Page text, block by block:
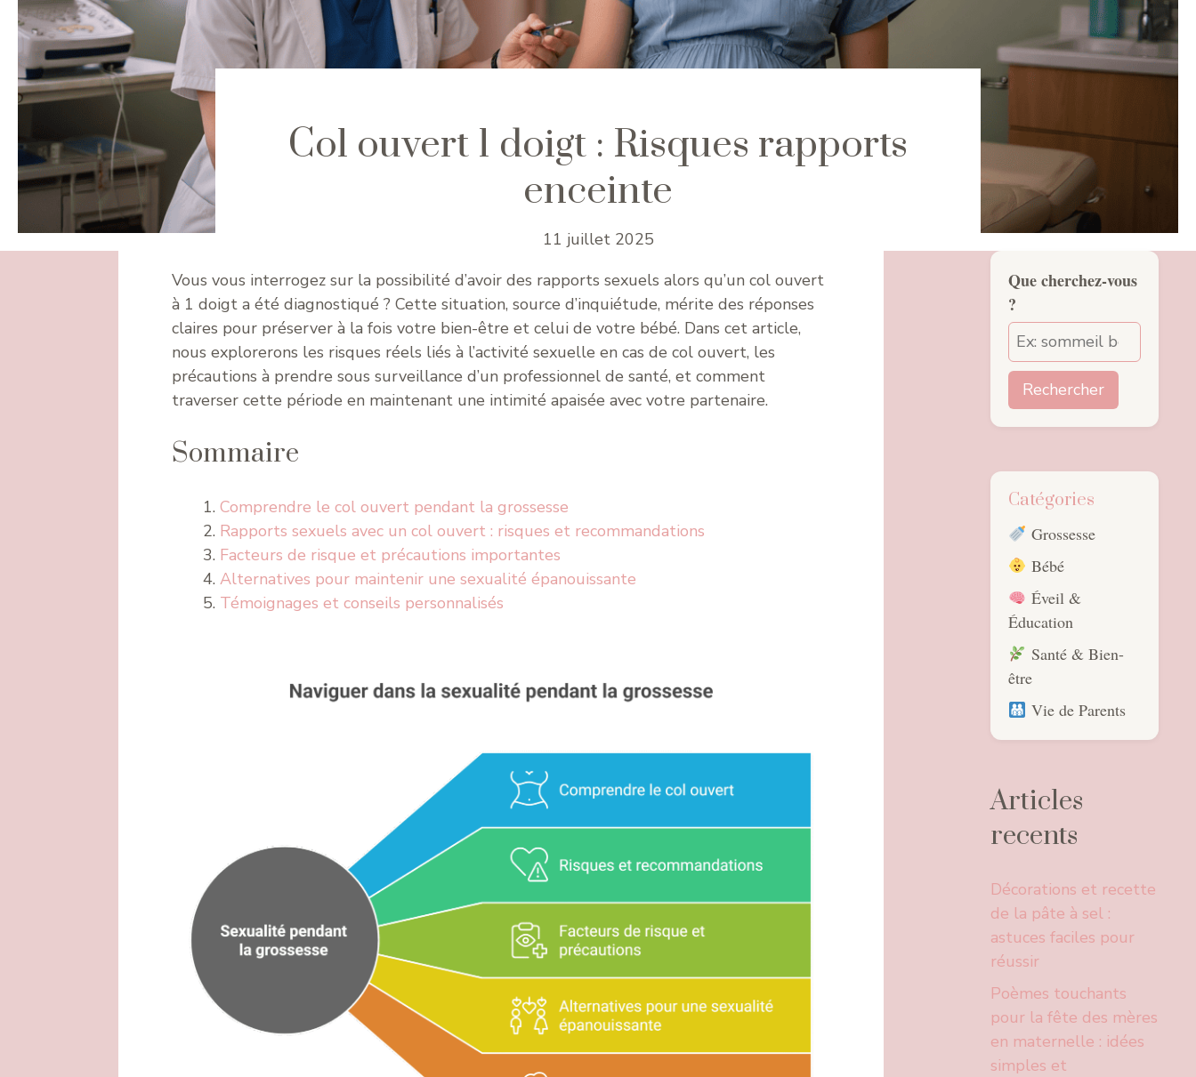
Col ouvert 1 doigt : Risques rapports
enceinte
11 juillet 2025
Vous vous interrogez sur la possibilité d’avoir des rapports sexuels alors qu’un col ouvert
à 1 doigt a été diagnostiqué ? Cette situation, source d’inquiétude, mérite des réponses
claires pour préserver à la fois votre bien-être et celui de votre bébé. Dans cet article,
nous explorerons les risques réels liés à l’activité sexuelle en cas de col ouvert, les
précautions à prendre sous surveillance d’un professionnel de santé, et comment
traverser cette période en maintenant une intimité apaisée avec votre partenaire.
Sommaire
Comprendre le col ouvert pendant la grossesse
Rapports sexuels avec un col ouvert : risques et recommandations
Facteurs de risque et précautions importantes
Alternatives pour maintenir une sexualité épanouissante
Témoignages et conseils personnalisés
Que cherchez-vous
?
Rechercher
Catégories
Grossesse
Bébé
Éveil &
Éducation
Santé & Bien-
être
Vie de Parents
Articles
recents
Décorations et recette
de la pâte à sel :
astuces faciles pour
réussir
Poèmes touchants
pour la fête des mères
en maternelle : idées
simples et